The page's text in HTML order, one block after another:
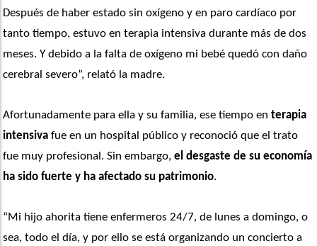
Después de haber estado sin oxígeno y en paro cardíaco por
tanto tiempo, estuvo en terapia intensiva durante más de dos
meses. Y debido a la falta de oxígeno mi bebé quedó con daño
cerebral severo”, relató la madre.
Afortunadamente para ella y su familia, ese tiempo en terapia
intensiva fue en un hospital público y reconoció que el trato
fue muy profesional. Sin embargo, el desgaste de su economía
ha sido fuerte y ha afectado su patrimonio.
“Mi hijo ahorita tiene enfermeros 24/7, de lunes a domingo, o
sea, todo el día, y por ello se está organizando un concierto a